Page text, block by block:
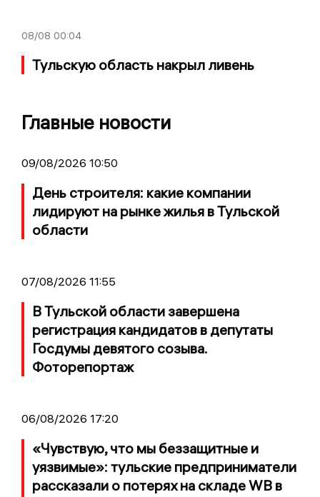
08/08 00:04
Тульскую область накрыл ливень
Главные новости
09/08/2026 10:50
День строителя: какие компании
лидируют на рынке жилья в Тульской
области
07/08/2026 11:55
В Тульской области завершена
регистрация кандидатов в депутаты
Госдумы девятого созыва.
Фоторепортаж
06/08/2026 17:20
«Чувствую, что мы беззащитные и
уязвимые»: тульские предприниматели
рассказали о потерях на складе WB в